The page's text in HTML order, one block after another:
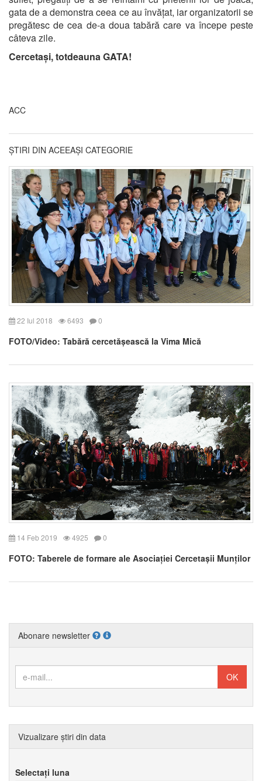
gata de a demonstra ceea ce au învățat, iar organizatorii se
pregătesc de cea de-a doua tabără care va începe peste
câteva zile.
Cercetași, totdeauna GATA!
ACC
ȘTIRI DIN ACEEAȘI CATEGORIE
22 Iul 2018 6493 0
FOTO/Video: Tabără cercetășească la Vima Mică
14 Feb 2019 4925 0
FOTO: Taberele de formare ale Asociației Cercetașii Munților
Abonare newsletter
Vizualizare știri din data
Selectați luna